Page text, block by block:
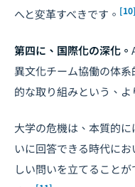
へと変革すべきです。 [10]
第四に、国際化の深化。
異文化チーム協働の体
的な取り組みという、
大学の危機は、本質的
いに回答できる時代に
しい問いを立てること